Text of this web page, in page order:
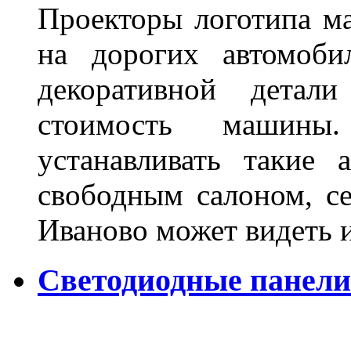
Проекторы логотипа
на дорогих
декоративной
стоимость
устанавливать
свободным салоном,
Иваново может
Светодиодные